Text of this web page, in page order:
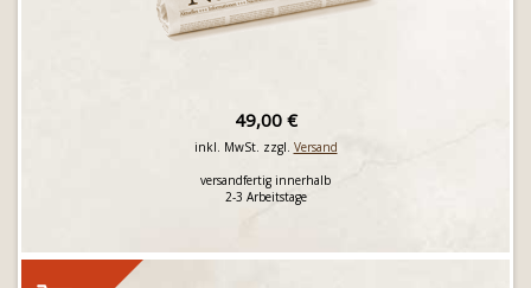
49,00 €
inkl. MwSt. zzgl. Versand
versandfertig innerhalb
2-3 Arbeitstage